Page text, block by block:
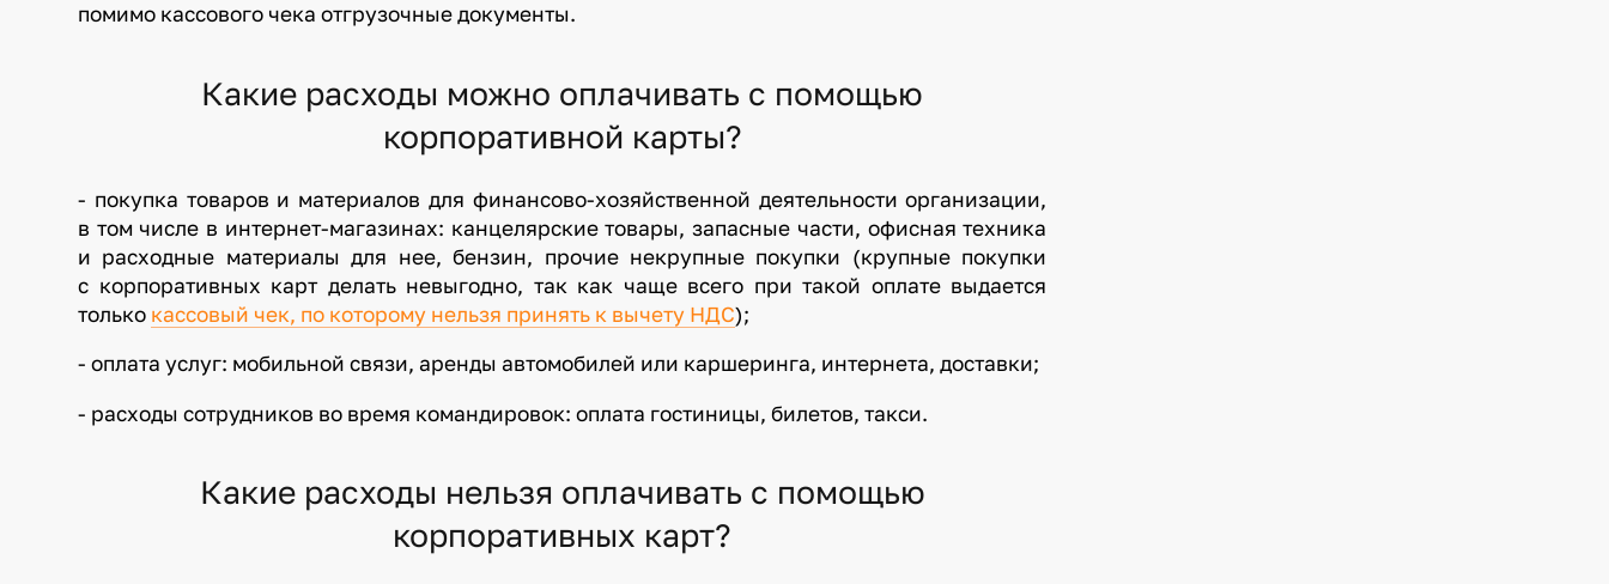
помимо кассового чека отгрузочные документы.
Какие расходы можно оплачивать с помощью
корпоративной карты?
- покупка товаров и материалов для финансово-хозяйственной деятельности организации,
в том числе в интернет-магазинах: канцелярские товары, запасные части, офисная техника
и расходные материалы для нее, бензин, прочие некрупные покупки (крупные покупки
с корпоративных карт делать невыгодно, так как чаще всего при такой оплате выдается
только кассовый чек, по которому нельзя принять к вычету НДС);
- оплата услуг: мобильной связи, аренды автомобилей или каршеринга, интернета, доставки;
- расходы сотрудников во время командировок: оплата гостиницы, билетов, такси.
Какие расходы нельзя оплачивать с помощью
корпоративных карт?